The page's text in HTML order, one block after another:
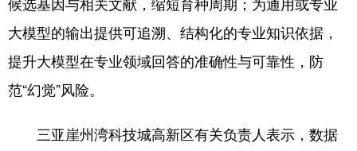
大模型的输出提供可追溯、结构化的专业知识依据，
提升大模型在专业领域回答的准确性与可靠性，防
范“幻觉”风险。
三亚崖州湾科技城高新区有关负责人表示，数据